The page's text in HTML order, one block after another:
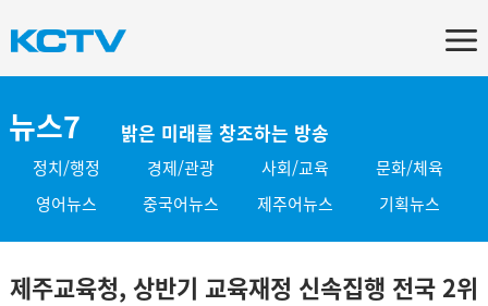
뉴스7 밝은 미래를 창조하는 방송
정치/행정 경제/관광 사회/교육
문화/체육
영어뉴스
중국어뉴스 제주어뉴스 기획뉴스
제주교육청, 상반기 교육재정 신속집행 전국 2위